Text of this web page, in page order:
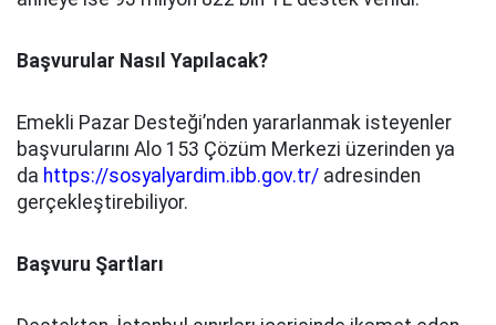
Başvurular Nasıl Yapılacak?
Emekli Pazar Desteği’nden yararlanmak isteyenler
başvurularını Alo 153 Çözüm Merkezi üzerinden ya
da https://sosyalyardim.ibb.gov.tr/ adresinden
gerçekleştirebiliyor.
Başvuru Şartları